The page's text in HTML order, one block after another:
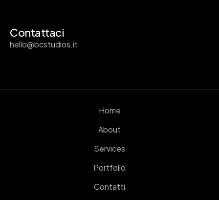
Contattaci
hello@bcstudios.it
Home
About
Services
Portfolio
Contatti